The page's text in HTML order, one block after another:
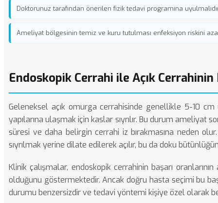
Doktorunuz tarafından önerilen fizik tedavi programına
Ameliyat bölgesinin temiz ve kuru tutulması enfeksiyon riskini
Endoskopik Cerrahi ile Açık Cerrahinin
Geleneksel açık omurga cerrahisinde genellikle 5-10
yapılarına ulaşmak için kaslar sıyrılır. Bu durum ameliyat
süresi ve daha belirgin cerrahi iz bırakmasına neden
sıyrılmak yerine dilate edilerek açılır, bu da doku
Klinik çalışmalar, endoskopik cerrahinin başarı
olduğunu göstermektedir. Ancak doğru hasta seçimi bu
durumu benzersizdir ve tedavi yöntemi kişiye özel olarak